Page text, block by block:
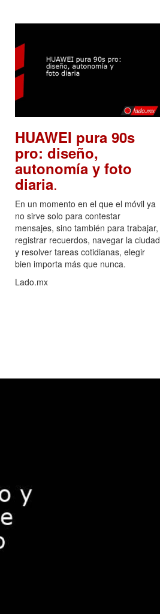
HUAWEI pura 90s
pro: diseño,
autonomía y foto
diaria.
En un momento en el que el móvil ya
no sirve solo para contestar
mensajes, sino también para trabajar,
registrar recuerdos, navegar la ciudad
y resolver tareas cotidianas, elegir
bien importa más que nunca.
Lado.mx